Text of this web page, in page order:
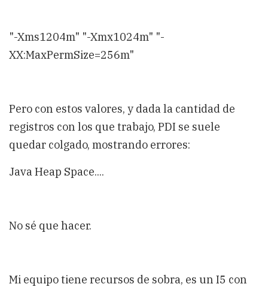
"-Xms1204m" "-Xmx1024m" "-
XX:MaxPermSize=256m"
Pero con estos valores, y dada la cantidad de
registros con los que trabajo, PDI se suele
quedar colgado, mostrando errores:
Java Heap Space....
No sé que hacer.
Mi equipo tiene recursos de sobra, es un I5 con